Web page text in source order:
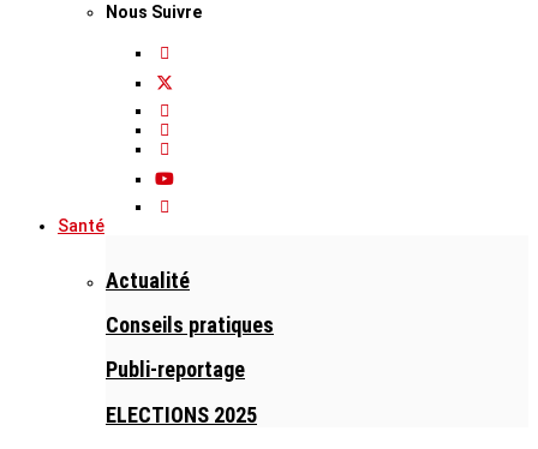
Nous Suivre
Santé
Actualité
Conseils pratiques
Publi-reportage
ELECTIONS 2025